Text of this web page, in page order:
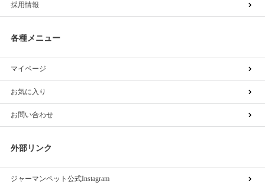
採用情報
各種メニュー
マイページ
お気に入り
お問い合わせ
外部リンク
ジャーマンペット公式Instagram